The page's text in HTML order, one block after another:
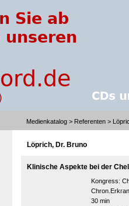
Medienkatalog > Referenten >
Löprich, Dr. Bruno
Klinische Aspekte bei der
Kongress:
30 min